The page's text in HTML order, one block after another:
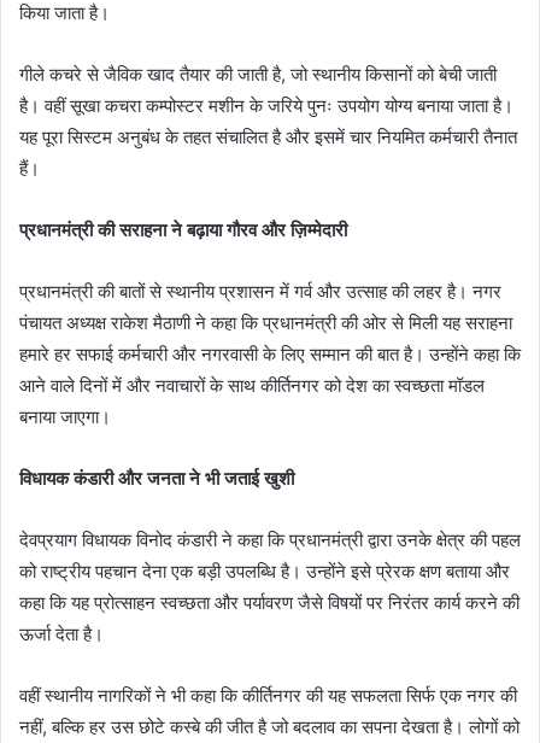
किया जाता है।
गीले कचरे से जैविक खाद तैयार की जाती है, जो स्थानीय किसानों को बेची जाती
है। वहीं सूखा कचरा कम्पोस्टर मशीन के जरिये पुनः उपयोग योग्य बनाया जाता है।
यह पूरा सिस्टम अनुबंध के तहत संचालित है और इसमें चार नियमित कर्मचारी तैनात
हैं।
प्रधानमंत्री की सराहना ने बढ़ाया गौरव और ज़िम्मेदारी
प्रधानमंत्री की बातों से स्थानीय प्रशासन में गर्व और उत्साह की लहर है। नगर
पंचायत अध्यक्ष राकेश मैठाणी ने कहा कि प्रधानमंत्री की ओर से मिली यह सराहना
हमारे हर सफाई कर्मचारी और नगरवासी के लिए सम्मान की बात है। उन्होंने कहा कि
आने वाले दिनों में और नवाचारों के साथ कीर्तिनगर को देश का स्वच्छता मॉडल
बनाया जाएगा।
विधायक कंडारी और जनता ने भी जताई खुशी
देवप्रयाग विधायक विनोद कंडारी ने कहा कि प्रधानमंत्री द्वारा उनके क्षेत्र की पहल
को राष्ट्रीय पहचान देना एक बड़ी उपलब्धि है। उन्होंने इसे प्रेरक क्षण बताया और
कहा कि यह प्रोत्साहन स्वच्छता और पर्यावरण जैसे विषयों पर निरंतर कार्य करने की
ऊर्जा देता है।
वहीं स्थानीय नागरिकों ने भी कहा कि कीर्तिनगर की यह सफलता सिर्फ एक नगर की
नहीं, बल्कि हर उस छोटे कस्बे की जीत है जो बदलाव का सपना देखता है। लोगों को